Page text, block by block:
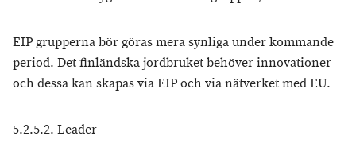
EIP grupperna bör göras mera synliga under kommande
period. Det finländska jordbruket behöver innovationer
och dessa kan skapas via EIP och via nätverket med EU.
5.2.5.2. Leader